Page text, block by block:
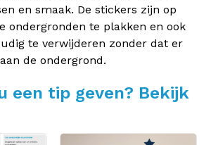
en smaak. De stickers zijn op
ondergronden te plakken en ook
te verwijderen zonder dat er
de ondergrond.
een tip geven? Bekijk